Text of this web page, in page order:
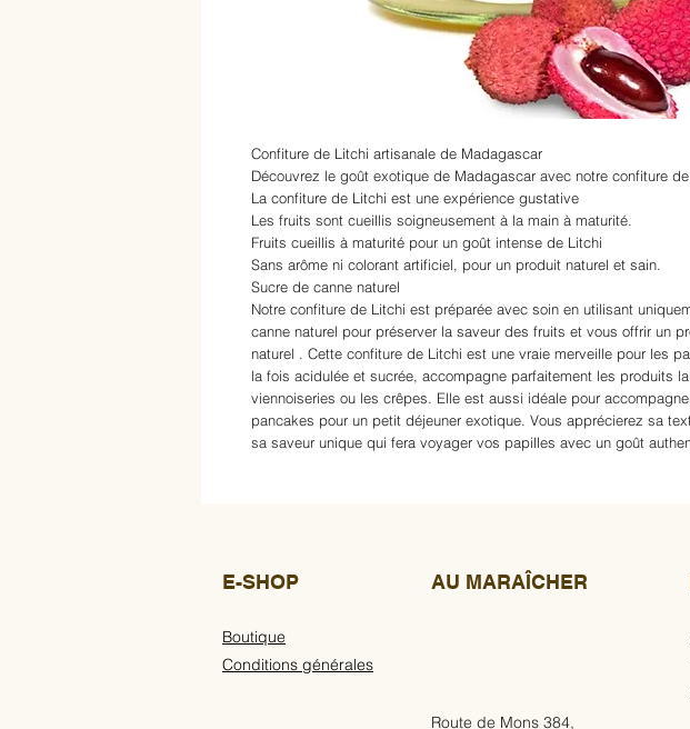
Confiture de Litchi artisanale de Madagascar
Découvrez le goût exotique de Madagascar avec notre confiture
La confiture de Litchi est une expérience gustative
Les fruits sont cueillis soigneusement à la main à maturité.
Fruits cueillis à maturité pour un goût intense de Litchi
Sans arôme ni colorant artificiel, pour un produit naturel et sain.
Sucre de canne naturel
Notre confiture de Litchi est préparée avec soin en utilisant
canne naturel pour préserver la saveur des fruits et vous offrir un
naturel . Cette confiture de Litchi est une vraie merveille pour les
la fois acidulée et sucrée, accompagne parfaitement les produits
viennoiseries ou les crêpes. Elle est aussi idéale pour
pancakes pour un petit déjeuner exotique. Vous apprécierez sa
sa saveur unique qui fera voyager vos papilles avec un goût
E-SHOP
Boutique
Conditions générales
AU MARAÎCHER
Route de Mons 384,